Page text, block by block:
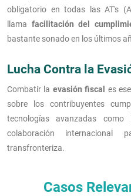
obligatorio en todas las AT's
llama facilitación del
bastante sonado en los últimos
Lucha Contra la
Combatir la evasión fiscal
es
sobre los contribuyentes
tecnologías avanzadas
colaboración
transfronteriza.
Casos